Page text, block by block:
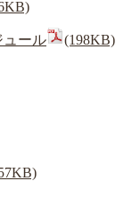
ール (198KB)